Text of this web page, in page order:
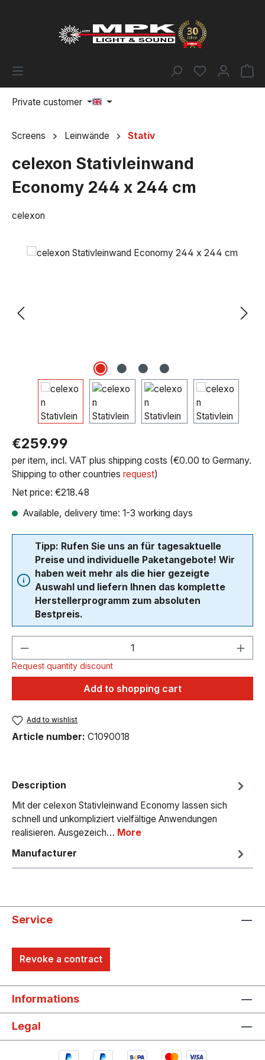
You have 0
Private customer
Screens Leinwände Stativ
celexon Stativleinwand
Economy 244 x 244 cm
celexon
Skip image gallery
Regular price:
€259.99
per item, incl. VAT plus shipping costs (€0.00 to Germany.
Shipping to other countries request)
Net price: €218.48
Available, delivery time: 1-3 working days
Tipp: Rufen Sie uns an für tagesaktuelle
Preise und individuelle Paketangebote! Wir
haben weit mehr als die hier gezeigte
Auswahl und liefern Ihnen das komplette
Herstellerprogramm zum absoluten
Bestpreis.
Product Quantity: Enter the desired
Request quantity discount
Add to shopping cart
Add to wishlist
Article number: C1090018
Description
Mit der celexon Stativleinwand Economy lassen sich
schnell und unkompliziert vielfältige Anwendungen
realisieren. Ausgezeich… More
Manufacturer
Service
Revoke a contract
Informations
Legal